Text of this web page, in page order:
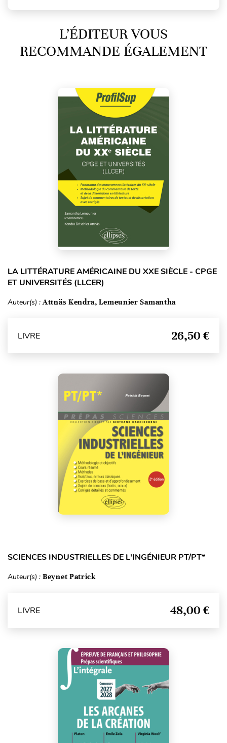
L’ÉDITEUR VOUS
RECOMMANDE ÉGALEMENT
LA LITTÉRATURE AMÉRICAINE DU XXE SIÈCLE - CPGE
ET UNIVERSITÉS (LLCER)
Auteur(s) :Attnäs Kendra, Lemeunier Samantha
LIVRE 26,50 €
SCIENCES INDUSTRIELLES DE L'INGÉNIEUR PT/PT*
Auteur(s) : Beynet Patrick
LIVRE 48,00 €